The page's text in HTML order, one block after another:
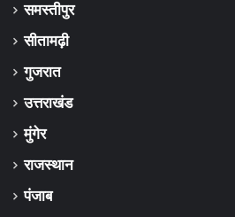
समस्तीपुर
सीतामढ़ी
गुजरात
उत्तराखंड
मुंगेर
राजस्थान
पंजाब